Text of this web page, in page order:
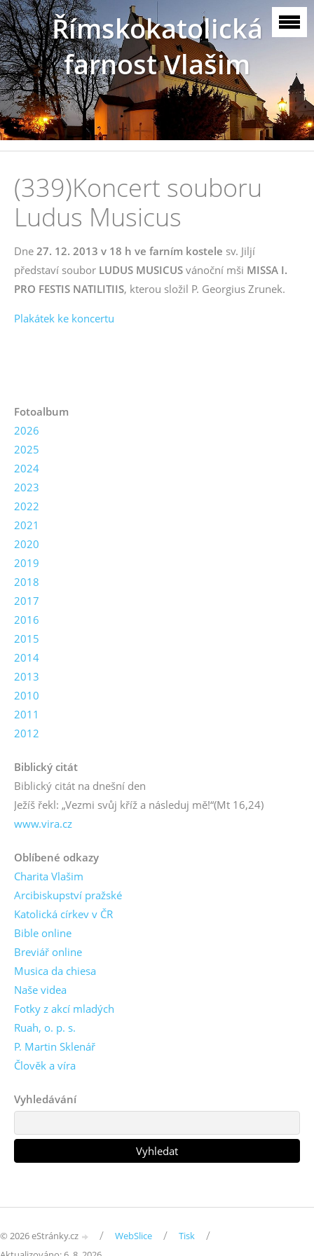
Římskokatolická
farnost Vlašim
(339)Koncert souboru
Ludus Musicus
Dne 27. 12. 2013 v 18 h ve farním kostele sv. Jiljí
představí soubor LUDUS MUSICUS vánoční mši MISSA I.
PRO FESTIS NATILITIIS, kterou složil P. Georgius Zrunek.
Plakátek ke koncertu
Fotoalbum
2026
2025
2024
2023
2022
2021
2020
2019
2018
2017
2016
2015
2014
2013
2010
2011
2012
Biblický citát
Biblický citát na dnešní den
Ježíš řekl: „Vezmi svůj kříž a následuj mě!“(Mt 16,24)
www.vira.cz
Oblíbené odkazy
Charita Vlašim
Arcibiskupství pražské
Katolická církev v ČR
Bible online
Breviář online
Musica da chiesa
Naše videa
Fotky z akcí mladých
Ruah, o. p. s.
P. Martin Sklenář
Člověk a víra
Vyhledávání
© 2026 eStránky.cz / WebSlice / Tisk /